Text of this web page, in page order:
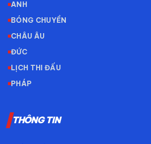
ANH
BÓNG CHUYỀN
CHÂU ÂU
ĐỨC
LỊCH THI ĐẤU
PHÁP
THÔNG TIN